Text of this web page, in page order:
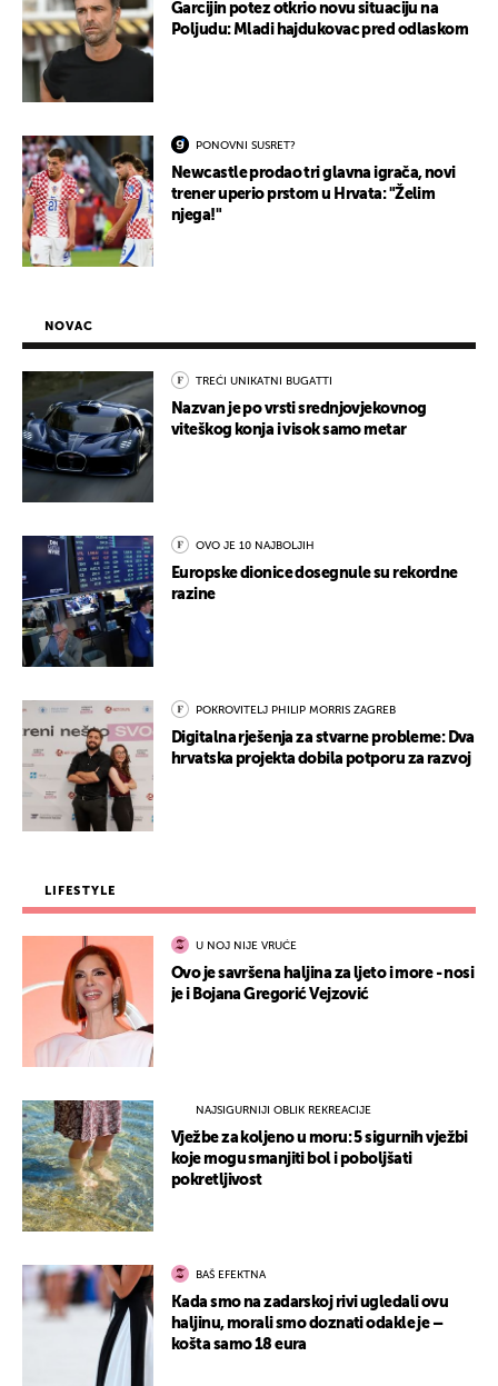
Garcijin potez otkrio novu situaciju na
Poljudu: Mladi hajdukovac pred odlaskom
PONOVNI SUSRET?
Newcastle prodao tri glavna igrača, novi
trener uperio prstom u Hrvata: "Želim
njega!"
NOVAC
TREĆI UNIKATNI BUGATTI
Nazvan je po vrsti srednjovjekovnog
viteškog konja i visok samo metar
OVO JE 10 NAJBOLJIH
Europske dionice dosegnule su rekordne
razine
POKROVITELJ PHILIP MORRIS ZAGREB
Digitalna rješenja za stvarne probleme: Dva
hrvatska projekta dobila potporu za razvoj
LIFESTYLE
U NOJ NIJE VRUĆE
Ovo je savršena haljina za ljeto i more - nosi
je i Bojana Gregorić Vejzović
NAJSIGURNIJI OBLIK REKREACIJE
Vježbe za koljeno u moru: 5 sigurnih vježbi
koje mogu smanjiti bol i poboljšati
pokretljivost
BAŠ EFEKTNA
Kada smo na zadarskoj rivi ugledali ovu
haljinu, morali smo doznati odakle je –
košta samo 18 eura